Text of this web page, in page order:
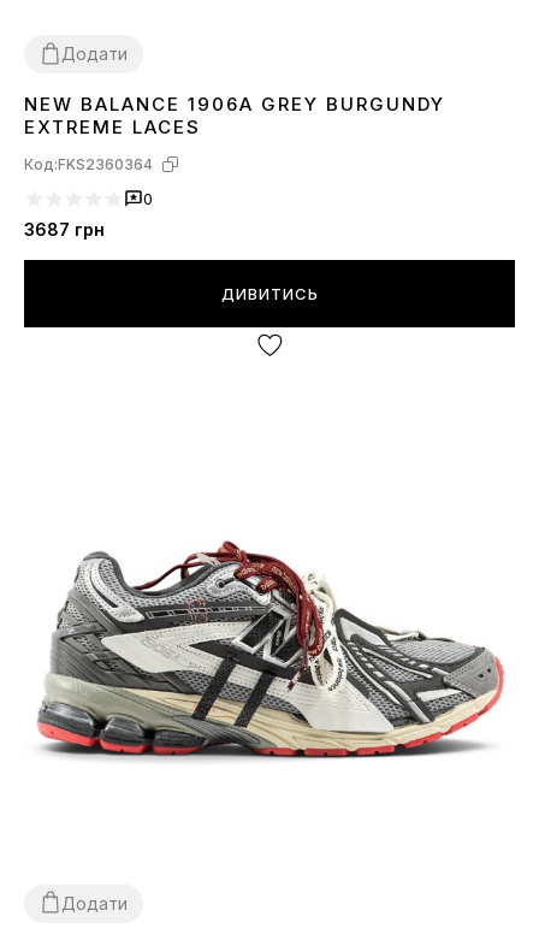
Додати
4041 424344
NEW BALANCE 1906A GREY BURGUNDY
EXTREME LACES
Код:FKS2360364
0
3687 грн
ДИВИТИСЬ
Додати